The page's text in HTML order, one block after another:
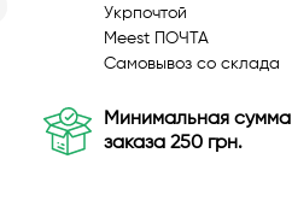
Укрпочтой
Meest ПОЧТА
Самовывоз со склада
Минимальная сумма
заказа 250 грн.